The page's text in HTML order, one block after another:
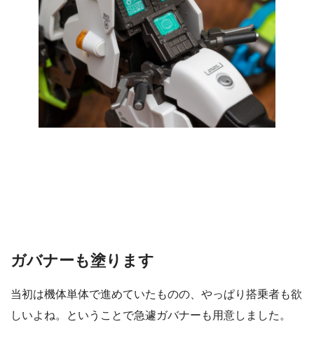
ガバナーも塗ります
当初は機体単体で進めていたものの、やっぱり搭乗者も欲
しいよね。ということで急遽ガバナーも用意しました。